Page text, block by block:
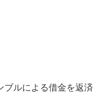
ブルによる借金を返済